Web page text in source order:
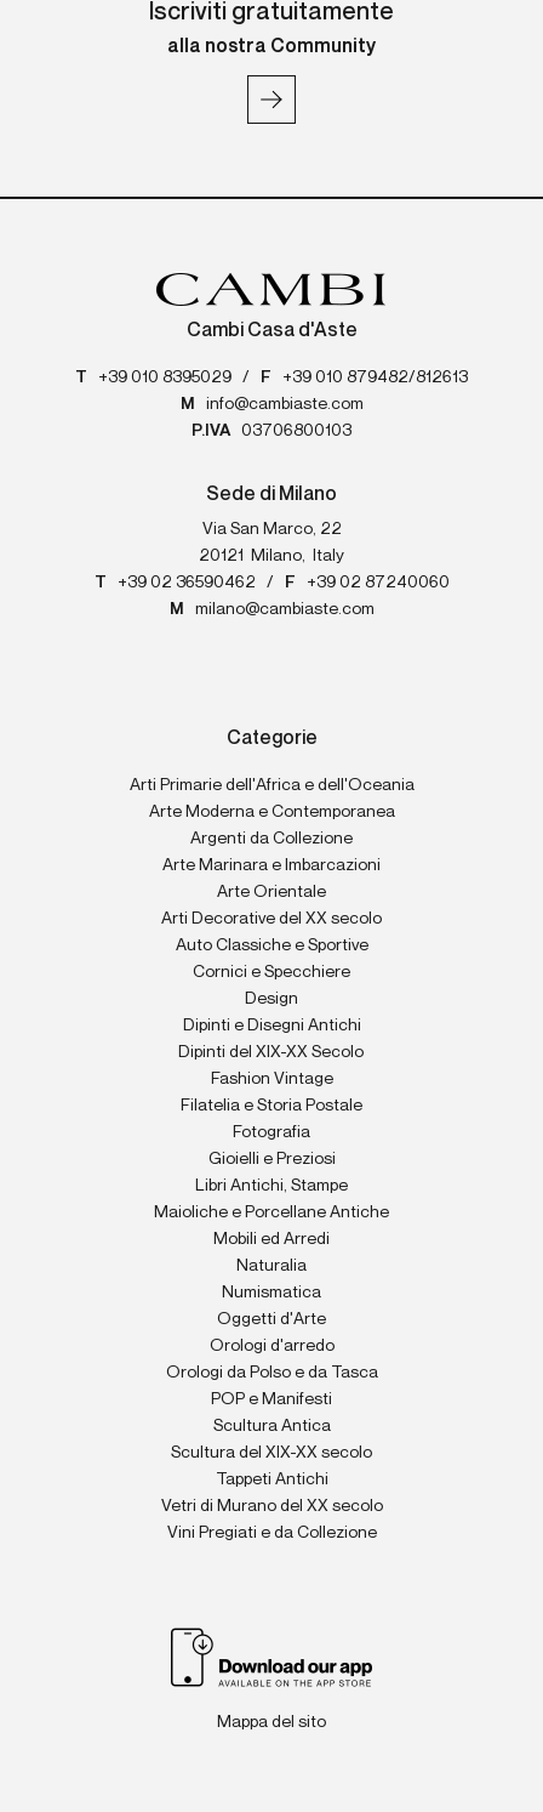
Iscriviti gratuitamente
alla nostra Community
Cambi Casa d'Aste
T +39 010 8395029 / F
+39 010 879482/812613
M
info@cambiaste.com
P.IVA
03706800103
Sede di Milano
Via San Marco, 22
20121
Milano,
Italy
T
+39 02 36590462 / F
+39 02 87240060
M
milano@cambiaste.com
Categorie
Arti Primarie dell'Africa e dell'Oceania
Arte Moderna e Contemporanea
Argenti da Collezione
Arte Marinara e Imbarcazioni
Arte Orientale
Arti Decorative del XX secolo
Auto Classiche e Sportive
Cornici e Specchiere
Design
Dipinti e Disegni Antichi
Dipinti del XIX-XX Secolo
Fashion Vintage
Filatelia e Storia Postale
Fotografia
Gioielli e Preziosi
Libri Antichi, Stampe
Maioliche e Porcellane Antiche
Mobili ed Arredi
Naturalia
Numismatica
Oggetti d'Arte
Orologi d'arredo
Orologi da Polso e da Tasca
POP e Manifesti
Scultura Antica
Scultura del XIX-XX secolo
Tappeti Antichi
Vetri di Murano del XX secolo
Vini Pregiati e da Collezione
Mappa del sito